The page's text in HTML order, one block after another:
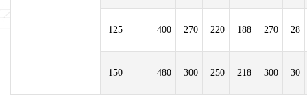
125 400 270 220 188 270 28
150 480 300 250 218 300 30